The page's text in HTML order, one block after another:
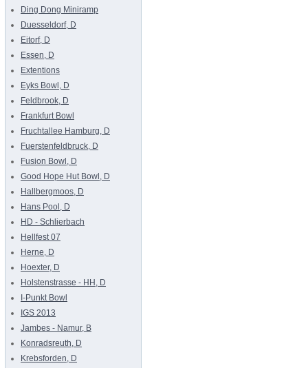
Ding Dong Miniramp
Duesseldorf, D
Eitorf, D
Essen, D
Extentions
Eyks Bowl, D
Feldbrook, D
Frankfurt Bowl
Fruchtallee Hamburg, D
Fuerstenfeldbruck, D
Fusion Bowl, D
Good Hope Hut Bowl, D
Hallbergmoos, D
Hans Pool, D
HD - Schlierbach
Hellfest 07
Herne, D
Hoexter, D
Holstenstrasse - HH, D
I-Punkt Bowl
IGS 2013
Jambes - Namur, B
Konradsreuth, D
Krebsforden, D